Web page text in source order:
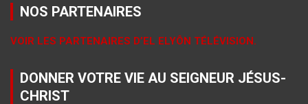
NOS PARTENAIRES
VOIR LES PARTENAIRES D’EL ELYÔN TÉLÉVISION.
DONNER VOTRE VIE AU SEIGNEUR JÉSUS-
CHRIST